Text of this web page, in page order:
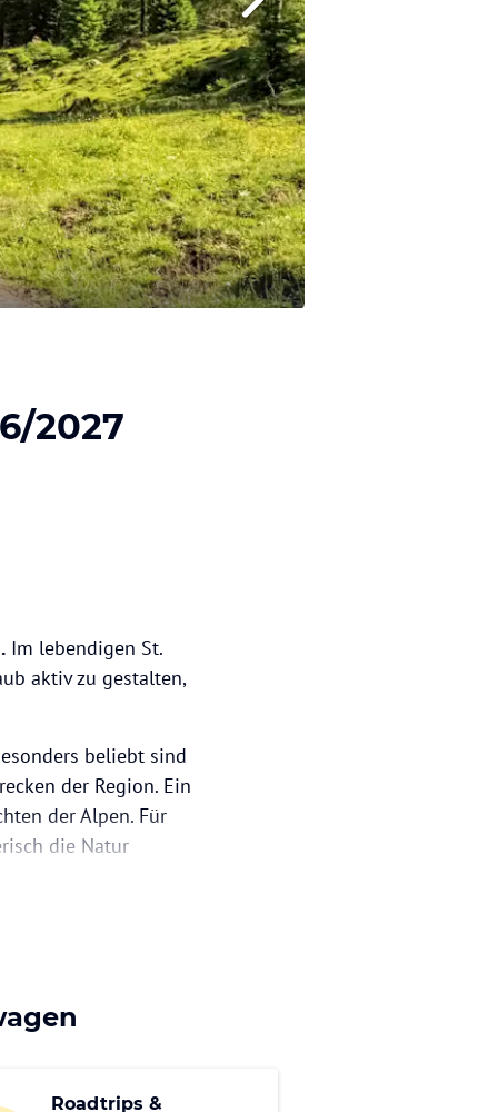
2027
Im lebendigen St.
aktiv zu gestalten,
beliebt sind
der Region. Ein
der Alpen. Für
die Natur
Krampuslauf.
Roadtrips &